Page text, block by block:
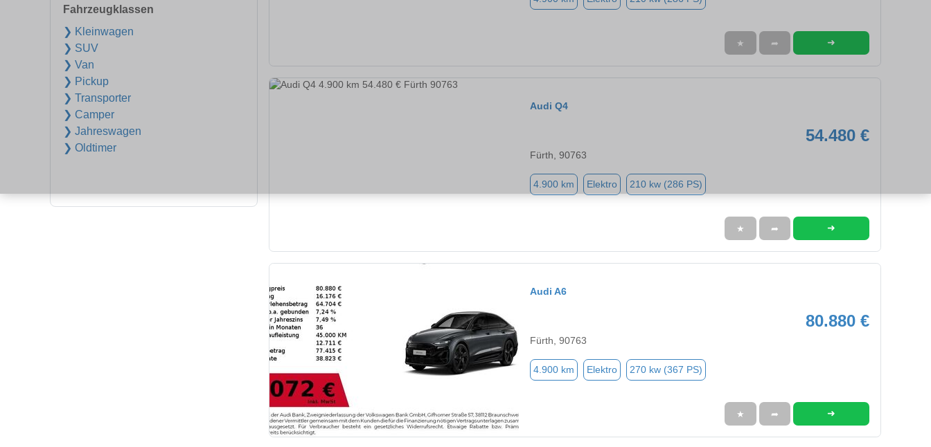
Fahrzeugklassen
❯ Kleinwagen
❯ SUV
❯ Van
❯ Pickup
❯ Transporter
❯ Camper
❯ Jahreswagen
❯ Oldtimer
★ ➦ ➜
Audi Q4
54.480 €
Fürth, 90763
4.900 km Elektro 210 kw (286 PS)
★ ➦ ➜
Audi A6
80.880 €
Fürth, 90763
4.900 km Elektro 270 kw (367 PS)
★ ➦ ➜